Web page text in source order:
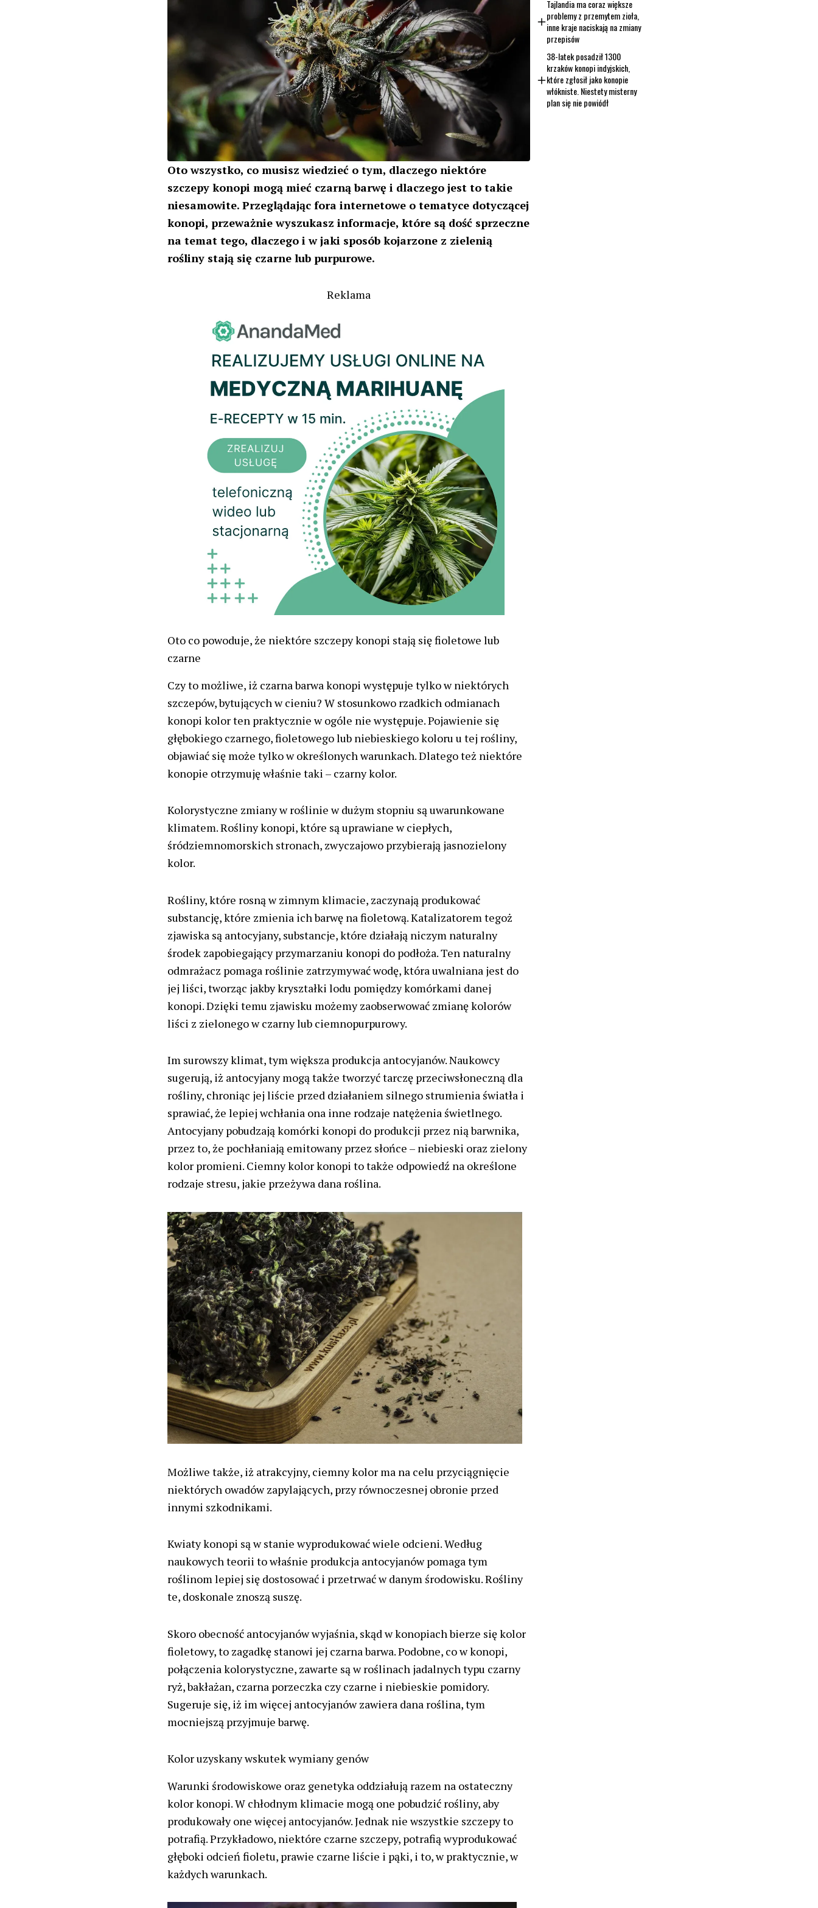
r
Oto wszystko, co musisz wiedzieć o tym, dlaczego niektóre
szczepy konopi mogą mieć czarną barwę i dlaczego jest to takie
niesamowite. Przeglądając fora internetowe o tematyce dotyczącej
konopi, przeważnie wyszukasz informacje, które są dość sprzeczne
na temat tego, dlaczego i w jaki sposób kojarzone z zielenią
rośliny stają się czarne lub purpurowe.
Reklama
Oto co powoduje, że niektóre szczepy konopi stają się fioletowe lub
czarne
Czy to możliwe, iż czarna barwa konopi występuje tylko w niektórych
szczepów, bytujących w cieniu? W stosunkowo rzadkich odmianach
konopi kolor ten praktycznie w ogóle nie występuje. Pojawienie się
głębokiego czarnego, fioletowego lub niebieskiego koloru u tej rośliny,
objawiać się może tylko w określonych warunkach. Dlatego też niektóre
konopie otrzymuję właśnie taki – czarny kolor.
Kolorystyczne zmiany w roślinie w dużym stopniu są uwarunkowane
klimatem. Rośliny konopi, które są uprawiane w ciepłych,
śródziemnomorskich stronach, zwyczajowo przybierają jasnozielony
kolor.
Rośliny, które rosną w zimnym klimacie, zaczynają produkować
substancję, które zmienia ich barwę na fioletową. Katalizatorem tegoż
zjawiska są antocyjany, substancje, które działają niczym naturalny
środek zapobiegający przymarzaniu konopi do podłoża. Ten naturalny
odmrażacz pomaga roślinie zatrzymywać wodę, która uwalniana jest do
jej liści, tworząc jakby kryształki lodu pomiędzy komórkami danej
konopi. Dzięki temu zjawisku możemy zaobserwować zmianę kolorów
liści z zielonego w czarny lub ciemnopurpurowy.
Im surowszy klimat, tym większa produkcja antocyjanów. Naukowcy
sugerują, iż antocyjany mogą także tworzyć tarczę przeciwsłoneczną dla
rośliny, chroniąc jej liście przed działaniem silnego strumienia światła i
sprawiać, że lepiej wchłania ona inne rodzaje natężenia świetlnego.
Antocyjany pobudzają komórki konopi do produkcji przez nią barwnika,
przez to, że pochłaniają emitowany przez słońce – niebieski oraz zielony
kolor promieni. Ciemny kolor konopi to także odpowiedź na określone
rodzaje stresu, jakie przeżywa dana roślina.
Możliwe także, iż atrakcyjny, ciemny kolor ma na celu przyciągnięcie
niektórych owadów zapylających, przy równoczesnej obronie przed
innymi szkodnikami.
Kwiaty konopi są w stanie wyprodukować wiele odcieni. Według
naukowych teorii to właśnie produkcja antocyjanów pomaga tym
roślinom lepiej się dostosować i przetrwać w danym środowisku. Rośliny
te, doskonale znoszą suszę.
Skoro obecność antocyjanów wyjaśnia, skąd w konopiach bierze się kolor
fioletowy, to zagadkę stanowi jej czarna barwa. Podobne, co w konopi,
połączenia kolorystyczne, zawarte są w roślinach jadalnych typu czarny
ryż, bakłażan, czarna porzeczka czy czarne i niebieskie pomidory.
Sugeruje się, iż im więcej antocyjanów zawiera dana roślina, tym
mocniejszą przyjmuje barwę.
Kolor uzyskany wskutek wymiany genów
Warunki środowiskowe oraz genetyka oddziałują razem na ostateczny
kolor konopi. W chłodnym klimacie mogą one pobudzić rośliny, aby
produkowały one więcej antocyjanów. Jednak nie wszystkie szczepy to
potrafią. Przykładowo, niektóre czarne szczepy, potrafią wyprodukować
głęboki odcień fioletu, prawie czarne liście i pąki, i to, w praktycznie, w
każdych warunkach.
Tajlandia ma coraz większe
problemy z przemytem zioła,
inne kraje naciskają na zmiany
przepisów
38-latek posadził 1300
krzaków konopi indyjskich,
które zgłosił jako konopie
włókniste. Niestety misterny
plan się nie powiódł